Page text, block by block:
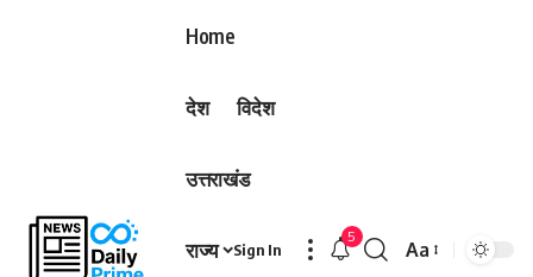
Home
देश विदेश
उत्तराखंड
राज्य Sign In
5
Font
Aa